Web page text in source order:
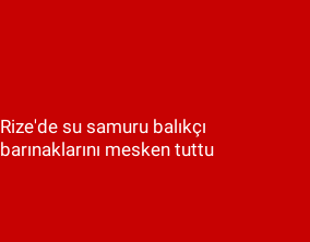
Rize'de su samuru balıkçı
barınaklarını mesken tuttu